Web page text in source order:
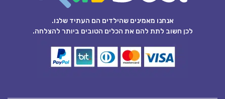
אנחנו מאמינים שהילדים הם העתיד שלנו.
לכן חשוב לתת להם את הכלים הטובים ביותר להצלחה.